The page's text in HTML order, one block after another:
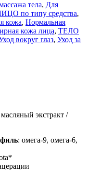
тела, Для
по типу средства,
кожа, Нормальная
кожа лица, ТЕЛО
вокруг глаз, Уход за
экстракт /
: омега-9, омега-6,